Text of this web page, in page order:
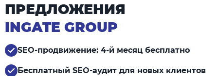
ПРЕДЛОЖЕНИЯ
INGATE GROUP
SEO-продвижение: 4-й месяц бесплатно
Бесплатный SEO-аудит для новых клиентов